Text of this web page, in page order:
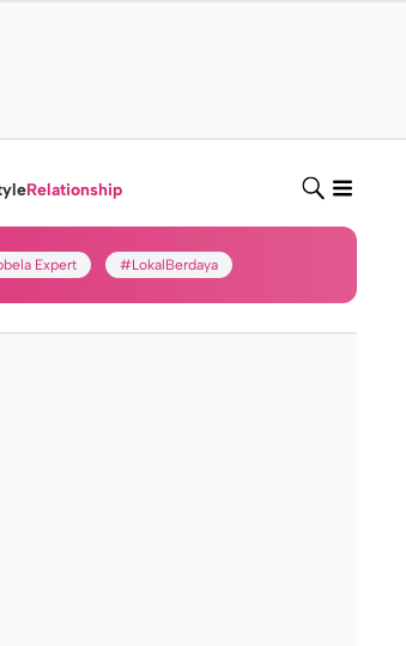
Relationship
Expert #LokalBerdaya